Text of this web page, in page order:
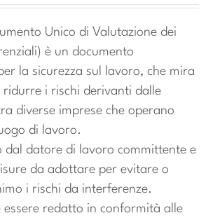
Unico di Valutazione dei
è un documento
la sicurezza sul lavoro, che mira
ridurre i rischi derivanti dalle
diverse imprese che operano
di lavoro.
dal datore di lavoro committente e
da adottare per evitare o
i rischi da interferenze.
essere redatto in conformità alle